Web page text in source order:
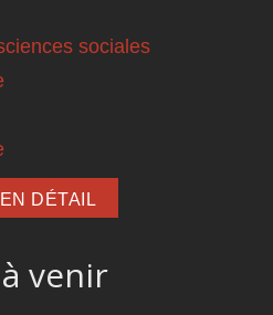
sociales
DÉTAIL
venir